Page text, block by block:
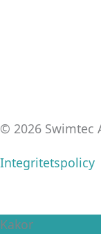
© 2026 Swimtec
Integritetspolicy
Kakor